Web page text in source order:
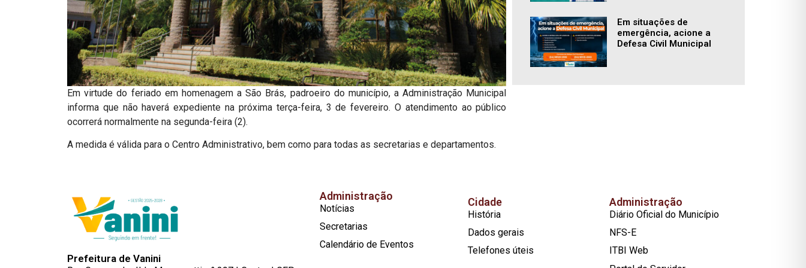
Em virtude do feriado em homenagem a São Brás, padroeiro do município, a Administração Municipal
informa que não haverá expediente na próxima terça-feira, 3 de fevereiro. O atendimento ao público
ocorrerá normalmente na segunda-feira (2).
A medida é válida para o Centro Administrativo, bem como para todas as secretarias e departamentos.
Em situações de
emergência, acione a
Defesa Civil Municipal
Prefeitura de Vanini
Administração
Notícias
Secretarias
Calendário de Eventos
Cidade
História
Dados gerais
Telefones úteis
Administração
Diário Oficial do Município
NFS-E
ITBI Web